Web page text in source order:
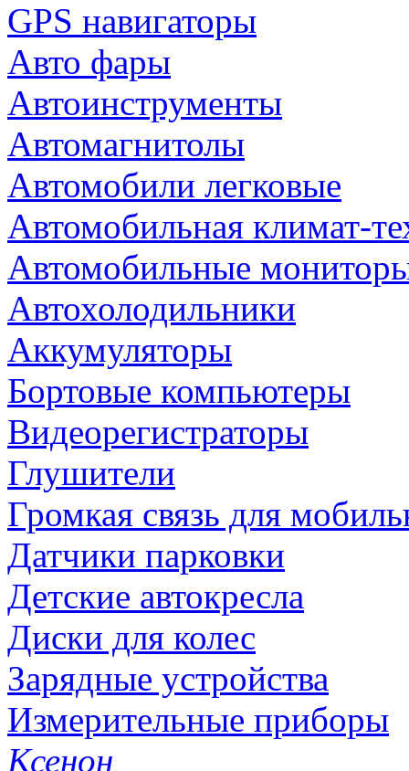
GPS навигаторы
Авто фары
Автоинструменты
Автомагнитолы
Автомобили легковые
Автомобильная климат-
Автомобильные
Автохолодильники
Аккумуляторы
Бортовые компьютеры
Видеорегистраторы
Глушители
Громкая связь для
Датчики парковки
Детские автокресла
Диски для колес
Зарядные устройства
Измерительные приборы
Ксенон